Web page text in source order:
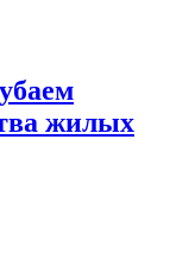
жилых